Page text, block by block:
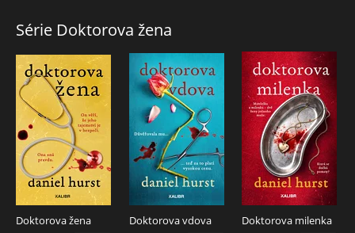
měla spoustu času přemýšlet o všech jeho chybách.
Série Doktorova žena
Doktorova žena Doktorova vdova Doktorova milenka